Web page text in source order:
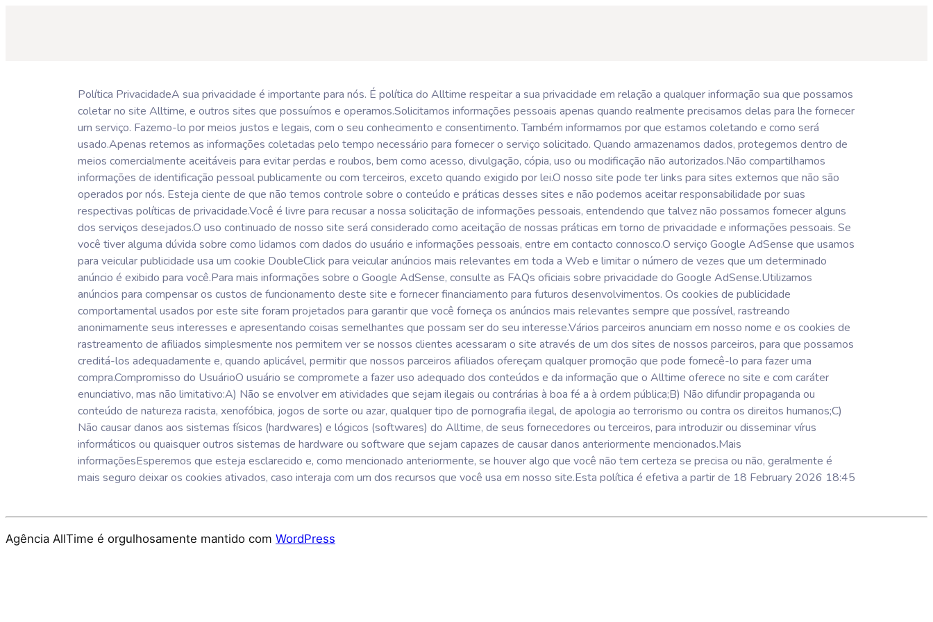
Política PrivacidadeA sua privacidade é importante para nós. É política do Alltime respeitar a sua privacidade em relação a qualquer informação sua que possamos
coletar no site Alltime, e outros sites que possuímos e operamos.Solicitamos informações pessoais apenas quando realmente precisamos delas para lhe fornecer
um serviço. Fazemo-lo por meios justos e legais, com o seu conhecimento e consentimento. Também informamos por que estamos coletando e como será
usado.Apenas retemos as informações coletadas pelo tempo necessário para fornecer o serviço solicitado. Quando armazenamos dados, protegemos dentro de
meios comercialmente aceitáveis ​​para evitar perdas e roubos, bem como acesso, divulgação, cópia, uso ou modificação não autorizados.Não compartilhamos
informações de identificação pessoal publicamente ou com terceiros, exceto quando exigido por lei.O nosso site pode ter links para sites externos que não são
operados por nós. Esteja ciente de que não temos controle sobre o conteúdo e práticas desses sites e não podemos aceitar responsabilidade por suas
respectivas políticas de privacidade.Você é livre para recusar a nossa solicitação de informações pessoais, entendendo que talvez não possamos fornecer alguns
dos serviços desejados.O uso continuado de nosso site será considerado como aceitação de nossas práticas em torno de privacidade e informações pessoais. Se
você tiver alguma dúvida sobre como lidamos com dados do usuário e informações pessoais, entre em contacto connosco.O serviço Google AdSense que usamos
para veicular publicidade usa um cookie DoubleClick para veicular anúncios mais relevantes em toda a Web e limitar o número de vezes que um determinado
anúncio é exibido para você.Para mais informações sobre o Google AdSense, consulte as FAQs oficiais sobre privacidade do Google AdSense.Utilizamos
anúncios para compensar os custos de funcionamento deste site e fornecer financiamento para futuros desenvolvimentos. Os cookies de publicidade
comportamental usados ​​por este site foram projetados para garantir que você forneça os anúncios mais relevantes sempre que possível, rastreando
anonimamente seus interesses e apresentando coisas semelhantes que possam ser do seu interesse.Vários parceiros anunciam em nosso nome e os cookies de
rastreamento de afiliados simplesmente nos permitem ver se nossos clientes acessaram o site através de um dos sites de nossos parceiros, para que possamos
creditá-los adequadamente e, quando aplicável, permitir que nossos parceiros afiliados ofereçam qualquer promoção que pode fornecê-lo para fazer uma
compra.Compromisso do UsuárioO usuário se compromete a fazer uso adequado dos conteúdos e da informação que o Alltime oferece no site e com caráter
enunciativo, mas não limitativo:A) Não se envolver em atividades que sejam ilegais ou contrárias à boa fé a à ordem pública;B) Não difundir propaganda ou
conteúdo de natureza racista, xenofóbica, jogos de sorte ou azar, qualquer tipo de pornografia ilegal, de apologia ao terrorismo ou contra os direitos humanos;C)
Não causar danos aos sistemas físicos (hardwares) e lógicos (softwares) do Alltime, de seus fornecedores ou terceiros, para introduzir ou disseminar vírus
informáticos ou quaisquer outros sistemas de hardware ou software que sejam capazes de causar danos anteriormente mencionados.Mais
informaçõesEsperemos que esteja esclarecido e, como mencionado anteriormente, se houver algo que você não tem certeza se precisa ou não, geralmente é
mais seguro deixar os cookies ativados, caso interaja com um dos recursos que você usa em nosso site.Esta política é efetiva a partir de 18 February 2026 18:45
Agência AllTime é orgulhosamente mantido com WordPress